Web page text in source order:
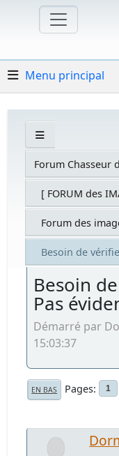
Menu principal
Forum Chasseur
[ FORUM des
Forum des
Besoin de
Besoin
Pas
Démarré par
15:03:37
EN BAS Pages 1